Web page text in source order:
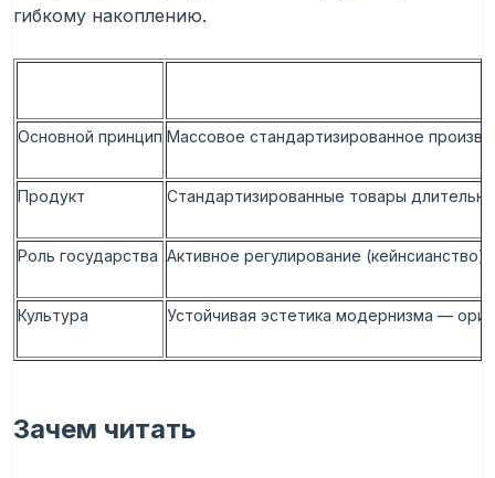
гибкому накоплению.
Основной принцип Массовое стандартизированное
Продукт Стандартизированные товары
Роль государства Активное регулирование
Культура Устойчивая эстетика модернизма —
Зачем читать